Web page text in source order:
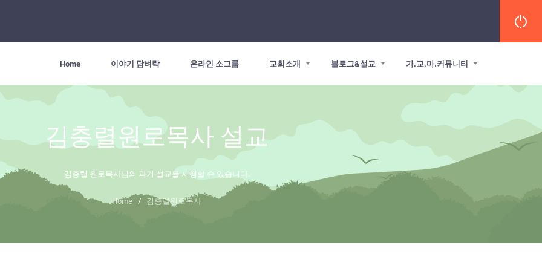
Home 이야기 담벼락 온라인 소그룹 교회소개 블로그&설교 가.교.마.커뮤니티
김충렬원로목사 설교
김충렬 원로목사님의 과거 설교를 시청할 수 있습니다.
Home / 김충렬원로목사